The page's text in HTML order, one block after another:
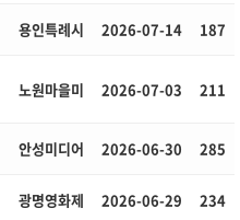
용인특례시 2026-07-14 187
노원마을미 2026-07-03 211
안성미디어 2026-06-30 285
광명영화제 2026-06-29 234